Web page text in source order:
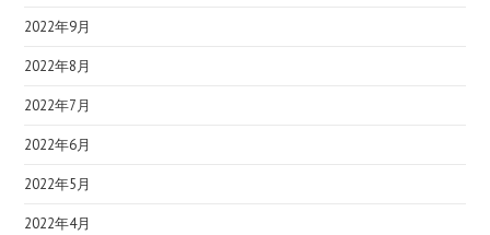
2022年9月
2022年8月
2022年7月
2022年6月
2022年5月
2022年4月